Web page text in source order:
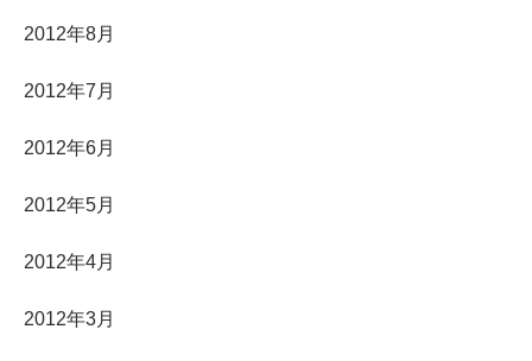
2012年8月
2012年7月
2012年6月
2012年5月
2012年4月
2012年3月